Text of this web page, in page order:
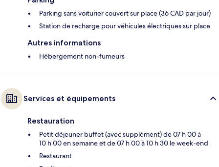
Parking sans voiturier couvert sur place (36 CAD par jour)
Station de recharge pour véhicules électriques sur place
Autres informations
Hébergement non-fumeurs
Services et équipements
Restauration
Petit déjeuner buffet (avec supplément) de 07 h 00 à
10 h 00 en semaine et de 07 h 00 à 10 h 30 le week-end
Restaurant